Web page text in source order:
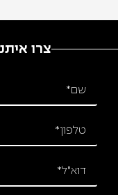
צרו איתנו